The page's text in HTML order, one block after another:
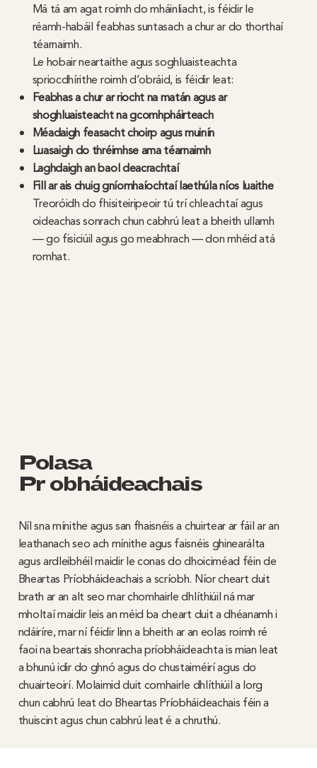
Má tá am agat roimh do mháinliacht, is féidir le
réamh-habáil feabhas suntasach a chur ar do thorthaí
téarnaimh.
Le hobair neartaithe agus soghluaisteachta
spriocdhírithe roimh d’obráid, is féidir leat:
Feabhas a chur ar riocht na matán agus ar
shoghluaisteacht na gcomhpháirteach
Méadaigh feasacht choirp agus muinín
Luasaigh do thréimhse ama téarnaimh
Laghdaigh an baol deacrachtaí
Fill ar ais chuig gníomhaíochtaí laethúla níos luaithe
Treoróidh do fhisiteiripeoir tú trí chleachtaí agus
oideachas sonrach chun cabhrú leat a bheith ullamh
— go fisiciúil agus go meabhrach — don mhéid atá
romhat.
Polasaí
Príobháideachais
Níl sna mínithe agus san fhaisnéis a chuirtear ar fáil ar an
leathanach seo ach mínithe agus faisnéis ghinearálta
agus ardleibhéil maidir le conas do dhoiciméad féin de
Bheartas Príobháideachais a scríobh. Níor cheart duit
brath ar an alt seo mar chomhairle dhlíthiúil ná mar
mholtaí maidir leis an méid ba cheart duit a dhéanamh i
ndáiríre, mar ní féidir linn a bheith ar an eolas roimh ré
faoi na beartais shonracha príobháideachta is mian leat
a bhunú idir do ghnó agus do chustaiméirí agus do
chuairteoirí. Molaimid duit comhairle dhlíthiúil a lorg
chun cabhrú leat do Bheartas Príobháideachais féin a
thuiscint agus chun cabhrú leat é a chruthú.